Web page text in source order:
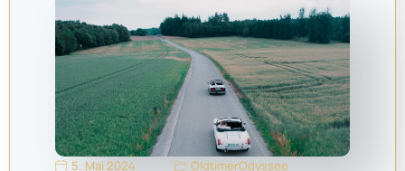
5. Mai 2024 OldtimerOdyssee